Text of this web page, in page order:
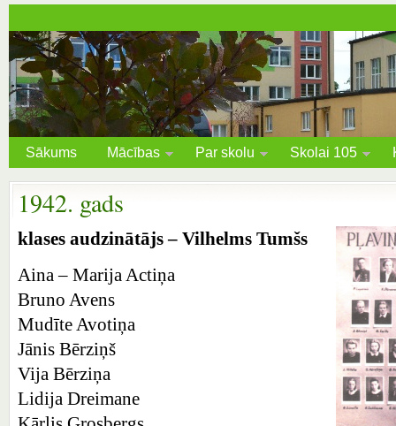
Sākums Mācības Par skolu Skolai 105
1942. gads
klases audzinātājs – Vilhelms Tumšs
Aina – Marija Actiņa
Bruno Avens
Mudīte Avotiņa
Jānis Bērziņš
Vija Bērziņa
Lidija Dreimane